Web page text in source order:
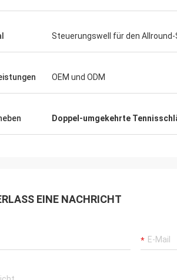
Es scheint, dass wir ein
haben Dank für Ihren Job
Steuerungswell für den Allround-
OEM und ODM
Doppel-umgekehrte
EINE NACHRICHT